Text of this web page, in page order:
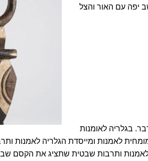
יפה עם האור והצל
בגלריה לאומנות
מומחית לאמנות ומייסדת הגלריה לאמנות
ותרבות שבטית שתציג את הקסם